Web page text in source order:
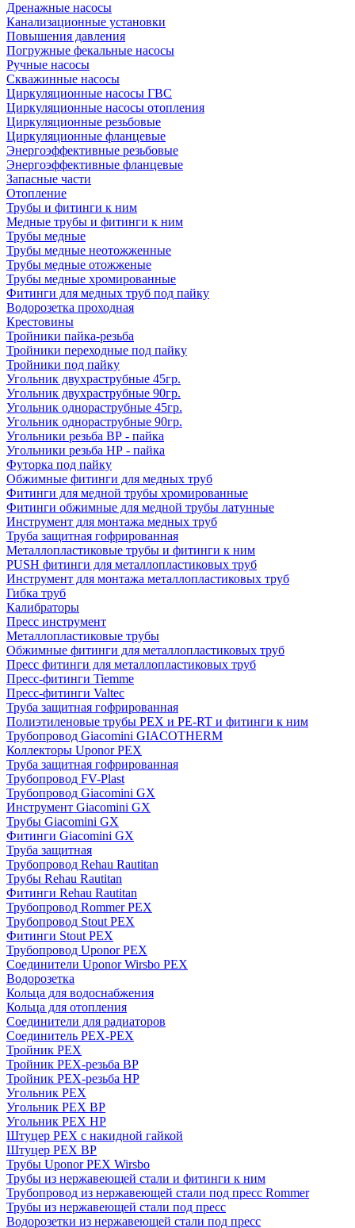
Дренажные насосы
Канализационные установки
Повышения давления
Погружные фекальные насосы
Ручные насосы
Скважинные насосы
Циркуляционные насосы ГВС
Циркуляционные насосы отопления
Циркуляционные резьбовые
Циркуляционные фланцевые
Энергоэффективные резьбовые
Энергоэффективные фланцевые
Запасные части
Отопление
Трубы и фитинги к ним
Медные трубы и фитинги к ним
Трубы медные
Трубы медные неотожженные
Трубы медные отожженые
Трубы медные хромированные
Фитинги для медных труб под пайку
Водорозетка проходная
Крестовины
Тройники пайка-резьба
Тройники переходные под пайку
Тройники под пайку
Угольник двухраструбные 45гр.
Угольник двухраструбные 90гр.
Угольник однораструбные 45гр.
Угольник однораструбные 90гр.
Угольники резьба ВР - пайка
Угольники резьба НР - пайка
Футорка под пайку
Обжимные фитинги для медных труб
Фитинги для медной трубы хромированные
Фитинги обжимные для медной трубы латунные
Инструмент для монтажа медных труб
Труба защитная гофрированная
Металлопластиковые трубы и фитинги к ним
PUSH фитинги для металлопластиковых труб
Инструмент для монтажа металлопластиковых труб
Гибка труб
Калибраторы
Пресс инструмент
Металлопластиковые трубы
Обжимные фитинги для металлопластиковых труб
Пресс фитинги для металлопластиковых труб
Пресс-фитинги Tiemme
Пресс-фитинги Valtec
Труба защитная гофрированная
Полиэтиленовые трубы PEX и PE-RT и фитинги к ним
Трубопровод Giacomini GIACOTHERM
Коллекторы Uponor PEX
Труба защитная гофрированная
Трубопровод FV-Plast
Трубопровод Giacomini GX
Инструмент Giacomini GX
Трубы Giacomini GX
Фитинги Giacomini GX
Труба защитная
Трубопровод Rehau Rautitan
Трубы Rehau Rautitan
Фитинги Rehau Rautitan
Трубопровод Rommer PEX
Трубопровод Stout PEX
Фитинги Stout PEX
Трубопровод Uponor PEX
Соединители Uponor Wirsbo PEX
Водорозетка
Кольца для водоснабжения
Кольца для отопления
Соединители для радиаторов
Соединитель PEX-PEX
Тройник PEX
Тройник PEX-резьба ВР
Тройник PEX-резьба НР
Угольник PEX
Угольник PEX ВР
Угольник PEX НР
Штуцер PEX c накидной гайкой
Штуцер PEX ВР
Трубы Uponor PEX Wirsbo
Трубы из нержавеющей стали и фитинги к ним
Трубопровод из нержавеющей стали под пресс Rommer
Трубы из нержавеющей стали под пресс
Водорозетки из нержавеющей стали под пресс